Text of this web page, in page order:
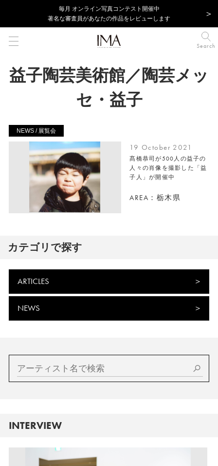
毎⽉ オンライン写真コンテスト開催中
著名な審査員があなたの作品をレビューします
Search
益子陶芸美術館／陶芸メッ
セ・益子
NEWS / 展覧会
19 October 2021
髙橋恭司が500人の益子の
人々の肖像を撮影した「益
子人」が開催中
AREA：栃木県
カテゴリで探す
ARTICLES
NEWS
INTERVIEW